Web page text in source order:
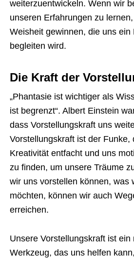
weiterzuentwickeln. Wenn wir
unseren Erfahrungen zu
Weisheit gewinnen, die uns ein
begleiten wird.
Die Kraft der
„Phantasie ist wichtiger als
ist begrenzt“. Albert Einstein
dass Vorstellungskraft uns
Vorstellungskraft ist der Funke,
Kreativität entfacht und uns
zu finden, um unsere Träume
wir uns vorstellen können, was
möchten, können wir auch
erreichen.
Unsere Vorstellungskraft ist ein
Werkzeug, das uns helfen